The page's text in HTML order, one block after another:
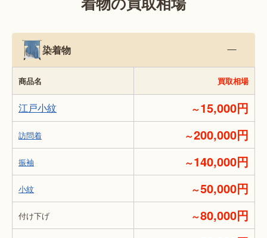
染着物
商品名 買取相場
江戸小紋 ～15,000円
訪問着 ～200,000円
振袖 ～140,000円
小紋 ～50,000円
付け下げ ～80,000円